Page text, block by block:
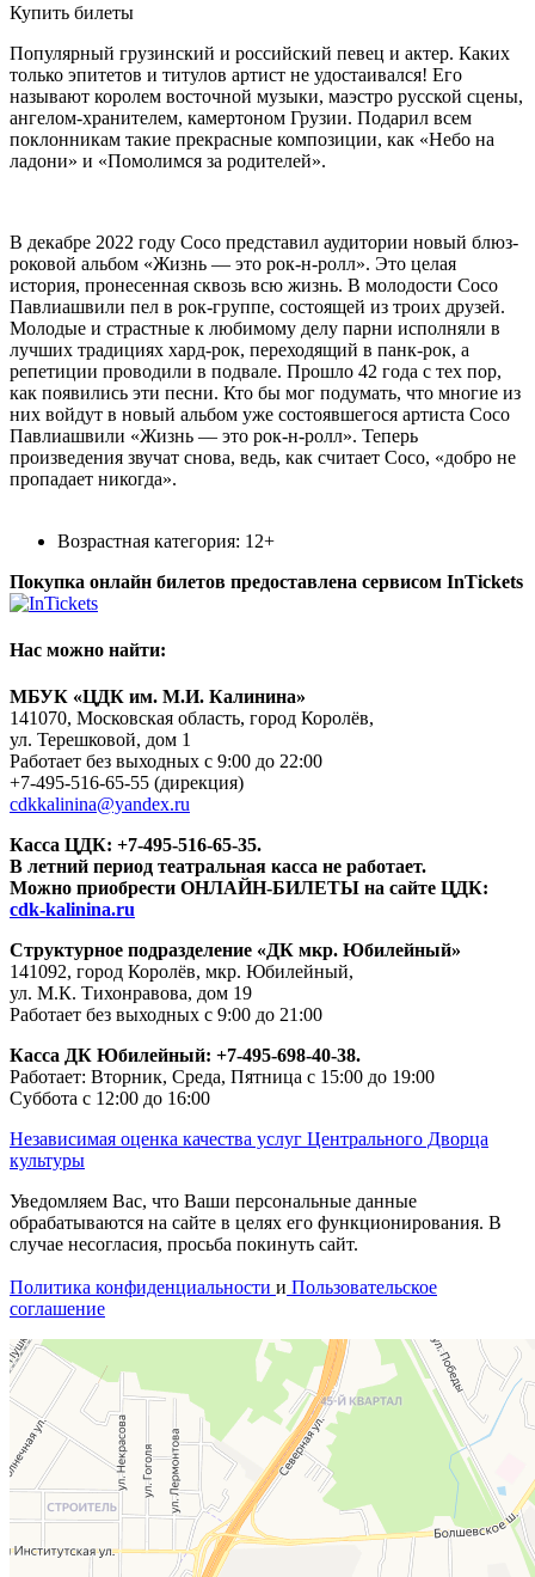
Купить билеты
Популярный грузинский и российский певец и актер. Каких
только эпитетов и титулов артист не удостаивался! Его
называют королем восточной музыки, маэстро русской сцены,
ангелом-хранителем, камертоном Грузии. Подарил всем
поклонникам такие прекрасные композиции, как «Небо на
ладони» и «Помолимся за родителей».
В декабре 2022 году Сосо представил аудитории новый блюз-
роковой альбом «Жизнь — это рок-н-ролл». Это целая
история, пронесенная сквозь всю жизнь. В молодости Сосо
Павлиашвили пел в рок-группе, состоящей из троих друзей.
Молодые и страстные к любимому делу парни исполняли в
лучших традициях хард-рок, переходящий в панк-рок, а
репетиции проводили в подвале. Прошло 42 года с тех пор,
как появились эти песни. Кто бы мог подумать, что многие из
них войдут в новый альбом уже состоявшегося артиста Сосо
Павлиашвили «Жизнь — это рок-н-ролл». Теперь
произведения звучат снова, ведь, как считает Сосо, «добро не
пропадает никогда».
Возрастная категория: 12+
Покупка онлайн билетов предоставлена сервисом InTickets
Нас можно найти:
МБУК «ЦДК им. М.И. Калинина»
141070, Московская область, город Королёв,
ул. Терешковой, дом 1
Работает без выходных с 9:00 до 22:00
+7-495-516-65-55 (дирекция)
cdkkalinina@yandex.ru
Касса ЦДК: +7-495-516-65-35.
В летний период театральная касса не работает.
Можно приобрести ОНЛАЙН-БИЛЕТЫ на сайте ЦДК:
cdk-kalinina.ru
Структурное подразделение «ДК мкр. Юбилейный»
141092, город Королёв, мкр. Юбилейный,
ул. М.К. Тихонравова, дом 19
Работает без выходных с 9:00 до 21:00
Касса ДК Юбилейный: +7-495-698-40-38.
Работает: Вторник, Среда, Пятница с 15:00 до 19:00
Суббота с 12:00 до 16:00
Независимая оценка качества услуг Центрального Дворца
культуры
Уведомляем Вас, что Ваши персональные данные
обрабатываются на сайте в целях его функционирования. В
случае несогласия, просьба покинуть сайт.
Политика конфиденциальности и Пользовательское
соглашение